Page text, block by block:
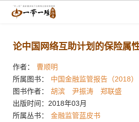
论中国网络互助计划的保险属
作者：
曹顺明
所属图书：
中国金融监管报告（2018）
图书作者：
胡滨 尹振涛
郑联盛
出版时间：2018年03月
所属丛书：
金融监管蓝皮书